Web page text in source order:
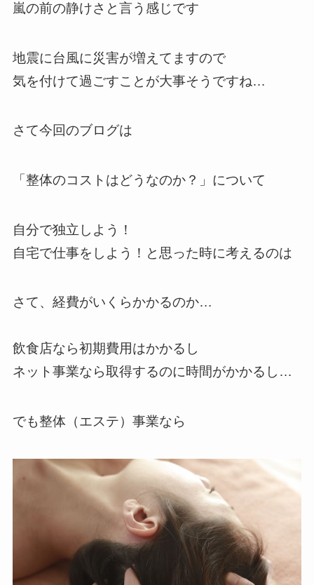
嵐の前の静けさと言う感じです
地震に台風に災害が増えてますので
気を付けて過ごすことが大事そうですね…
さて今回のブログは
「整体のコストはどうなのか？」について
自分で独立しよう！
自宅で仕事をしよう！と思った時に考えるのは
さて、経費がいくらかかるのか…
飲食店なら初期費用はかかるし
ネット事業なら取得するのに時間がかかるし…
でも整体（エステ）事業なら